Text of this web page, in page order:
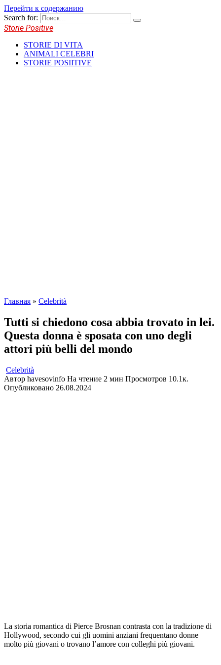
Перейти к содержанию
Search for:
Storie Positive
STORIE DI VITA
ANIMALI CELEBRI
STORIE POSIITIVE
Главная » Сelebrità
Tutti si chiedono cosa abbia trovato in lei.
Questa donna è sposata con uno degli
attori più belli del mondo
Сelebrità
Автор havesovinfo На чтение 2 мин Просмотров 10.1к.
Опубликовано 26.08.2024
La storia romantica di Pierce Brosnan contrasta con la tradizione di
Hollywood, secondo cui gli uomini anziani frequentano donne
molto più giovani o trovano l’amore con colleghi più giovani.